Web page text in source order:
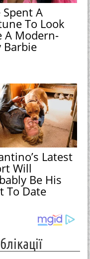
Spent A
To Look
A Modern-
Barbie
Latest
Will
Be His
To Date